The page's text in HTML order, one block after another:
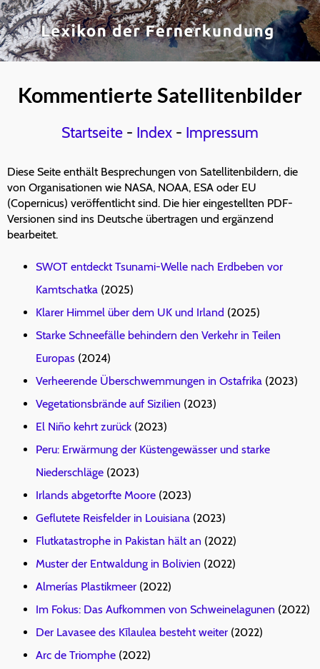
Kommentierte Satellitenbilder
Startseite - Index - Impressum
Diese Seite enthält Besprechungen von Satellitenbildern, die
von Organisationen wie NASA, NOAA, ESA oder EU
(Copernicus) veröffentlicht sind. Die hier eingestellten PDF-
Versionen sind ins Deutsche übertragen und ergänzend
bearbeitet.
SWOT entdeckt Tsunami-Welle nach Erdbeben vor
Kamtschatka (2025)
Klarer Himmel über dem UK und Irland (2025)
Starke Schneefälle behindern den Verkehr in Teilen
Europas (2024)
Verheerende Überschwemmungen in Ostafrika (2023)
Vegetationsbrände auf Sizilien (2023)
El Niño kehrt zurück (2023)
Peru: Erwärmung der Küstengewässer und starke
Niederschläge (2023)
Irlands abgetorfte Moore (2023)
Geflutete Reisfelder in Louisiana (2023)
Flutkatastrophe in Pakistan hält an (2022)
Muster der Entwaldung in Bolivien (2022)
Almerías Plastikmeer (2022)
Im Fokus: Das Aufkommen von Schweinelagunen (2022)
Der Lavasee des Kīlaulea besteht weiter (2022)
Arc de Triomphe (2022)